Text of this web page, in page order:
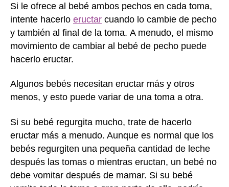
Si le ofrece al bebé ambos pechos en cada toma,
intente hacerlo eructar cuando lo cambie de pecho
y también al final de la toma. A menudo, el mismo
movimiento de cambiar al bebé de pecho puede
hacerlo eructar.
Algunos bebés necesitan eructar más y otros
menos, y esto puede variar de una toma a otra.
Si su bebé regurgita mucho, trate de hacerlo
eructar más a menudo. Aunque es normal que los
bebés regurgiten una pequeña cantidad de leche
después las tomas o mientras eructan, un bebé no
debe vomitar después de mamar. Si su bebé